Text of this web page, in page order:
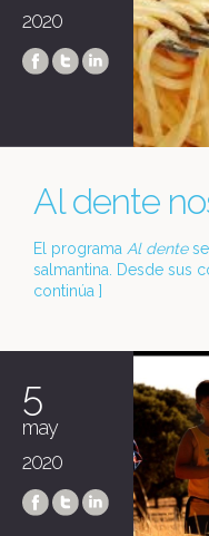
2020
Al dente
El programa Al dente
salmantina. Desde sus
continúa ]
5
may
2020